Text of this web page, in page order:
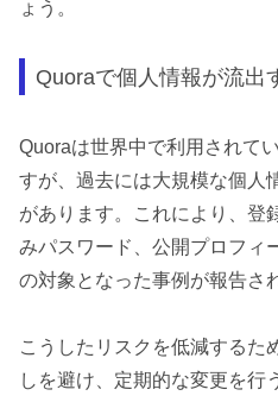
ょう。
Quoraで個人情報が流出
Quoraは世界中で利用されて
すが、過去には大規模な個人
があります。これにより、登
みパスワード、公開プロフィ
の対象となった事例が報告さ
こうしたリスクを低減するた
しを避け、定期的な変更を行